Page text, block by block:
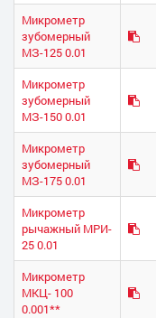
Микрометр
зубомерный
МЗ-125 0.01
Микрометр
зубомерный
МЗ-150 0.01
Микрометр
зубомерный
МЗ-175 0.01
Микрометр
рычажный МРИ-
25 0.01
Микрометр
МКЦ- 100
0.001**